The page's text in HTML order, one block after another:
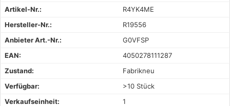
Artikel-Nr.:
R4YK4ME
Hersteller-Nr.:
R19556
Anbieter Art.-Nr.:
G0VFSP
EAN:
4050278111287
Zustand:
Fabrikneu
Verfügbar:
>10 Stück
Verkaufseinheit:
1